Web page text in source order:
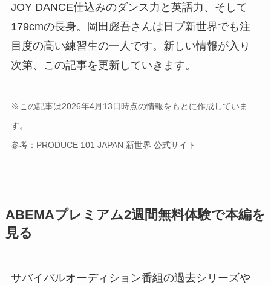
JOY DANCE仕込みのダンス力と英語力、そして
179cmの長身。岡田彪吾さんは日プ新世界でも注
目度の高い練習生の一人です。新しい情報が入り
次第、この記事を更新していきます。
※この記事は2026年4月13日時点の情報をもとに作成していま
す。
参考：PRODUCE 101 JAPAN 新世界 公式サイト
ABEMAプレミアム2週間無料体験で本編を
見る
サバイバルオーディション番組の過去シリーズや